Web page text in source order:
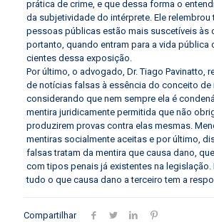
prática de crime, e que dessa forma o
da subjetividade do intérprete. Ele relembrou
pessoas públicas estão mais suscetíveis às
portanto, quando entram para a vida pública
cientes dessa exposição.
Por último, o advogado, Dr. Tiago Pavinatto,
de notícias falsas à essência do conceito de
considerando que nem sempre ela é
mentira juridicamente permitida que não
produzirem provas contra elas mesmas.
mentiras socialmente aceitas e por último,
falsas tratam da mentira que causa dano,
com tipos penais já existentes na legislação.
tudo o que causa dano a terceiro tem a
Compartilhar